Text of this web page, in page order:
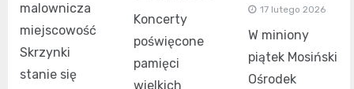
malownicza
miejscowość
Skrzynki
stanie się
Koncerty
poświęcone
pamięci
wielkich
17 lutego 2026
W miniony
piątek Mosiński
Ośrodek